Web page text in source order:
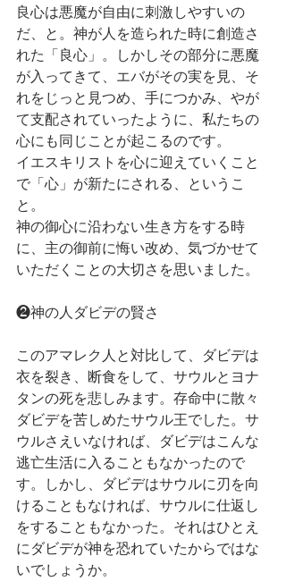
良心は悪魔が自由に刺激しやすいの
だ、と。神が人を造られた時に創造さ
れた「良心」。しかしその部分に悪魔
が入ってきて、エバがその実を見、そ
れをじっと見つめ、手につかみ、やが
て支配されていったように、私たちの
心にも同じことが起こるのです。
イエスキリストを心に迎えていくこと
で「心」が新たにされる、というこ
と。
神の御心に沿わない生き方をする時
に、主の御前に悔い改め、気づかせて
いただくことの大切さを思いました。
❷神の人ダビデの賢さ
このアマレク人と対比して、ダビデは
衣を裂き、断食をして、サウルとヨナ
タンの死を悲しみます。存命中に散々
ダビデを苦しめたサウル王でした。サ
ウルさえいなければ、ダビデはこんな
逃亡生活に入ることもなかったので
す。しかし、ダビデはサウルに刃を向
けることもなければ、サウルに仕返し
をすることもなかった。それはひとえ
にダビデが神を恐れていたからではな
いでしょうか。